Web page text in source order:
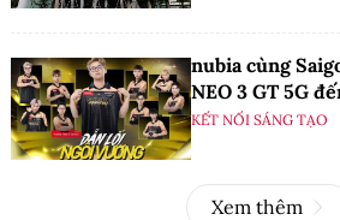
nubia cùng
NEO 3 GT 5G
KẾT NỐI SÁNG TẠO
Xem thêm